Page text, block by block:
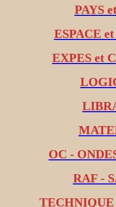
PAYS
ESPACE
EXPES et
OC -
RAF -
TECHNIQUE